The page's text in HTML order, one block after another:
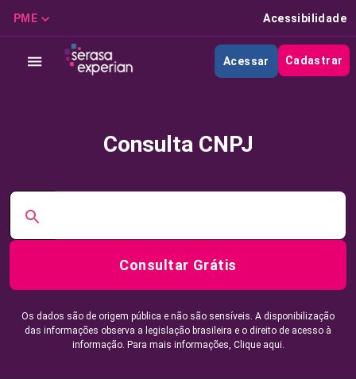
PME Acessibilidade
Acessar Cadastrar
Consulta CNPJ
Consultar Grátis
Os dados são de origem pública e não são sensíveis. A disponibilização
das informações observa a legislação brasileira e o direito de acesso à
informação. Para mais informações, Clique aqui.